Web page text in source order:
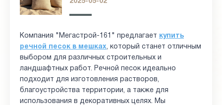
Компания "Мегастрой-161" предлагает купить
речной песок в мешках, который станет отличным
выбором для различных строительных и
ландшафтных работ. Речной песок идеально
подходит для изготовления растворов,
благоустройства территории, а также для
использования в декоративных целях. Мы